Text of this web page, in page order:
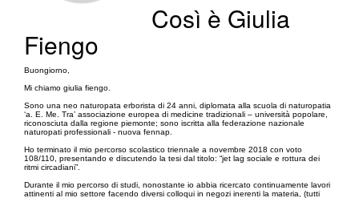
Così è Giulia
Fiengo
Buongiorno,
Mi chiamo giulia fiengo.
Sono una neo naturopata erborista di 24 anni, diplomata alla scuola di naturopatia
‘a. E. Me. Tra’ associazione europea di medicine tradizionali – università popolare,
riconosciuta dalla regione piemonte; sono iscritta alla federazione nazionale
naturopati professionali - nuova fennap.
Ho terminato il mio percorso scolastico triennale a novembre 2018 con voto
108/110, presentando e discutendo la tesi dal titolo: “jet lag sociale e rottura dei
ritmi circadiani”.
Durante il mio percorso di studi, nonostante io abbia ricercato continuamente lavori
attinenti al mio settore facendo diversi colloqui in negozi inerenti la materia, (tutti